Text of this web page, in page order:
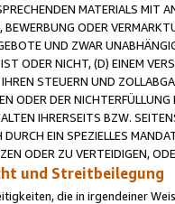
MATERIALS MIT
ODER
UND ZWAR
ODER NICHT, (D) EINEM
STEUERN UND
ODER DER
IHRERSEITS BZW.
EIN SPEZIELLES
ODER ZU VERTEIDIGEN,
und Streitbeilegung
die in irgendeiner